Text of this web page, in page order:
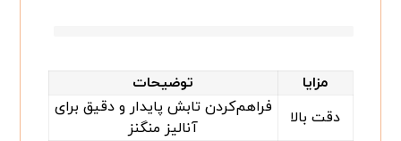
مزایا
توضیحات
دقت بالا
فراهم‌کردن تابش پایدار و دقیق برای
آنالیز منگنز